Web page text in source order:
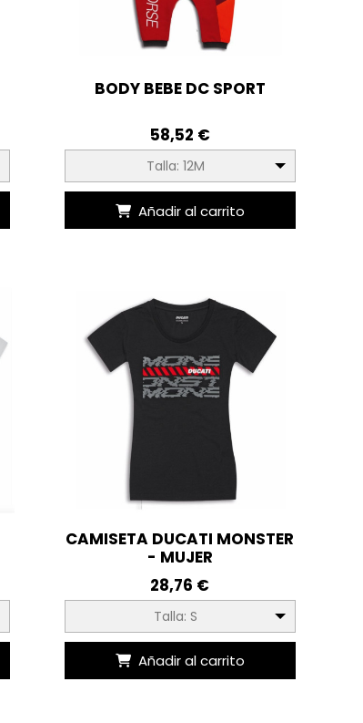
BODY BEBE DC SPORT
58,52 €
Talla: 12M
Añadir al carrito
CAMISETA DUCATI MONSTER
- MUJER
28,76 €
Talla: S
Añadir al carrito